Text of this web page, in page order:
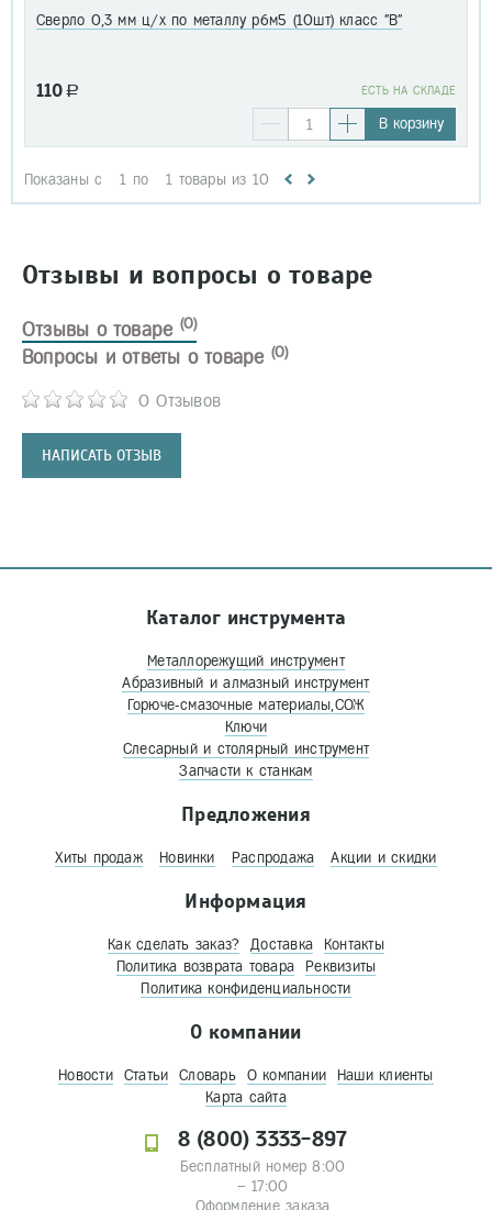
Сверло 0,3 мм ц/х по металлу р6м5 (10шт) класс "В"
110 a EСТЬ НА СКЛАДЕ
В корзину
Показаны с 1 по 1 товары из 10
Отзывы и вопросы о товаре
Отзывы о товаре (0)
0 Отзывов
НАПИСАТЬ ОТЗЫВ
Вопросы и ответы о товаре (0)
Каталог инструмента
Металлорежущий инструмент
Абразивный и алмазный инструмент
Горюче-смазочные материалы,СОЖ
Ключи
Слесарный и столярный инструмент
Запчасти к станкам
Предложения
Хиты продаж Новинки Распродажа Акции и скидки
Информация
Как сделать заказ? Доставка
Контакты
Политика возврата товара
Реквизиты
Политика конфиденциальности
О компании
Новости Статьи Словарь О компании
Наши клиенты
Карта сайта
8 (800) 3333-897
Бесплатный номер 8:00
– 17:00
Оформление заказа